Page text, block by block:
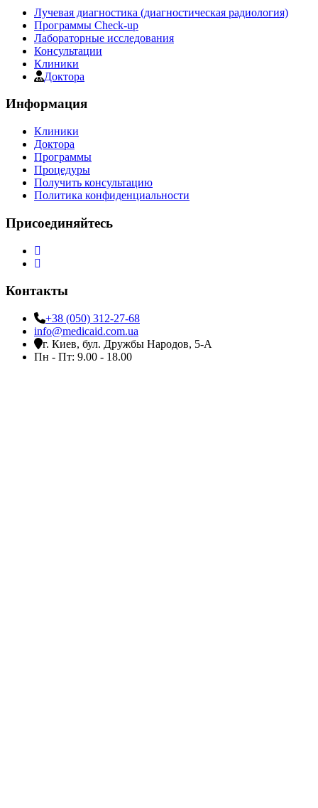
Лучевая диагностика (диагностическая радиология)
Программы Check-up
Лабораторные исследования
Консультации
Клиники
Доктора
Информация
Клиники
Доктора
Программы
Процедуры
Получить консультацию
Политика конфиденциальности
Присоединяйтесь
Контакты
+38 (050) 312-27-68
info@medicaid.com.ua
г. Киев, бул. Дружбы Народов, 5-А
Пн - Пт: 9.00 - 18.00